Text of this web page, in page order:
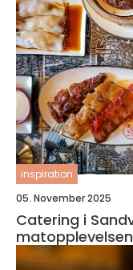
inspiration
05. November 2025
Catering i